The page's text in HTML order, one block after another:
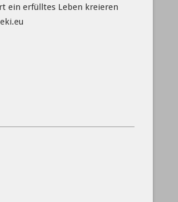
ein erfülltes Leben kreieren